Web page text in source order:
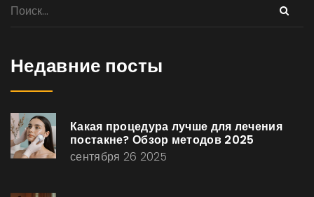
Недавние посты
Какая процедура лучше для лечения
постакне? Обзор методов 2025
сентября 26 2025